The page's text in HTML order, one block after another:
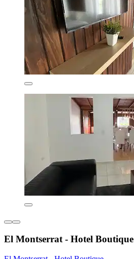
El Montserrat - Hotel Boutique